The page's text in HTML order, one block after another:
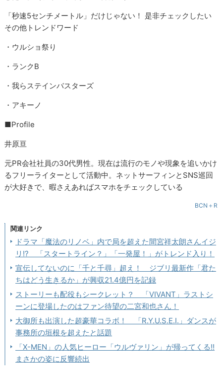
「秒速5センチメートル」だけじゃない！ 是非チェックしたい
その他トレンドワード
・ウルショ祭り
・ランクB
・我らステインバスターズ
・アキーノ
■Profile
井原亘
元PR会社社員の30代男性。現在は流行のモノや現象を追いかけ
るフリーライターとして活動中。ネットサーフィンとSNS巡回
が大好きで、暇さえあればスマホをチェックしている
BCN＋R
関連リンク
ドラマ「魔法のリノベ」内で局を超えた間宮祥太朗さんイジ
リ!? 「スタートライン？」「一発屋！」がトレンド入り！
宣伝してないのに「千と千尋」超え！ ジブリ最新作「君た
ちはどう生きるか」が興収21.4億円を記録
ストーリーも配役もシークレット？ 「VIVANT」ラストシ
ーンに登場したのはファン待望の二宮和也さん！
大御所も出演した超豪華コラボ！ 「R.Y.U.S.E.I.」ダンスが
事務所の垣根を超えたと話題
「X-MEN」の人気ヒーロー「ウルヴァリン」が帰ってくる!!
まさかの姿に反響続出